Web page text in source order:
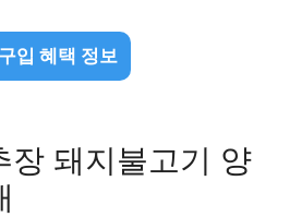
구입 혜택 정보
장 돼지불고기 양